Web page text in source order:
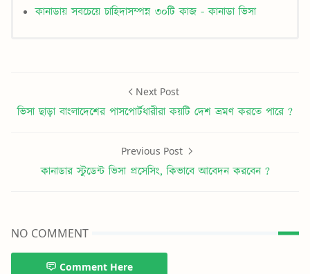
কানাডায় সবচেয়ে চাহিদাসম্পন্ন ৩০টি কাজ - কানাডা ভিসা
Next Post
ভিসা ছাড়া বাংলাদেশের পাসপোর্টধারীরা কয়টি দেশ ভ্রমণ করতে পারে ?
Previous Post
কানাডার স্টুডেন্ট ভিসা প্রসেসিং, কিভাবে আবেদন করবেন ?
NO COMMENT
Comment Here